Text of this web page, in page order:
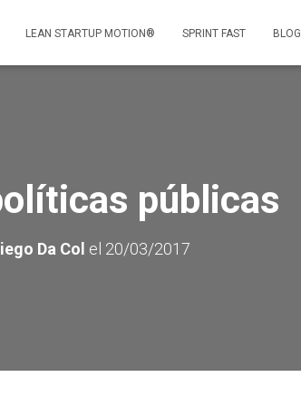
LEAN STARTUP MOTION® SPRINT FAST BLOG
públicas
Da Col el 20/03/2017